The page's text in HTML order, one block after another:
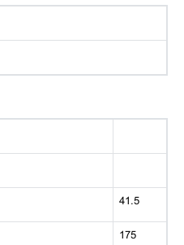
41.5
175